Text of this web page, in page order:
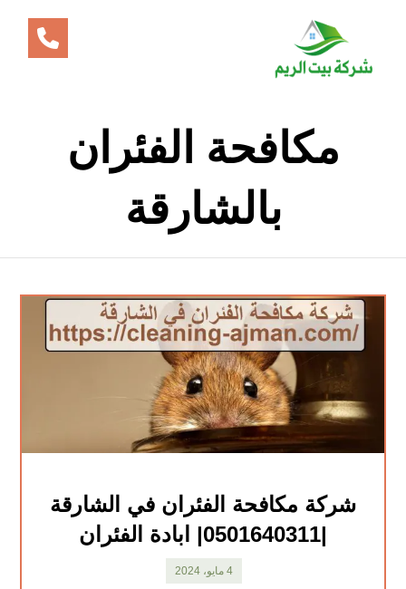
مكافحة الفئران
بالشارقة
شركة مكافحة الفئران في الشارقة
|0501640311| ابادة الفئران
4 مايو، 2024